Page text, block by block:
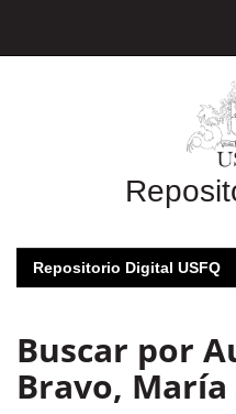
Repositorio Digital USFQ
Buscar por
Bravo, María